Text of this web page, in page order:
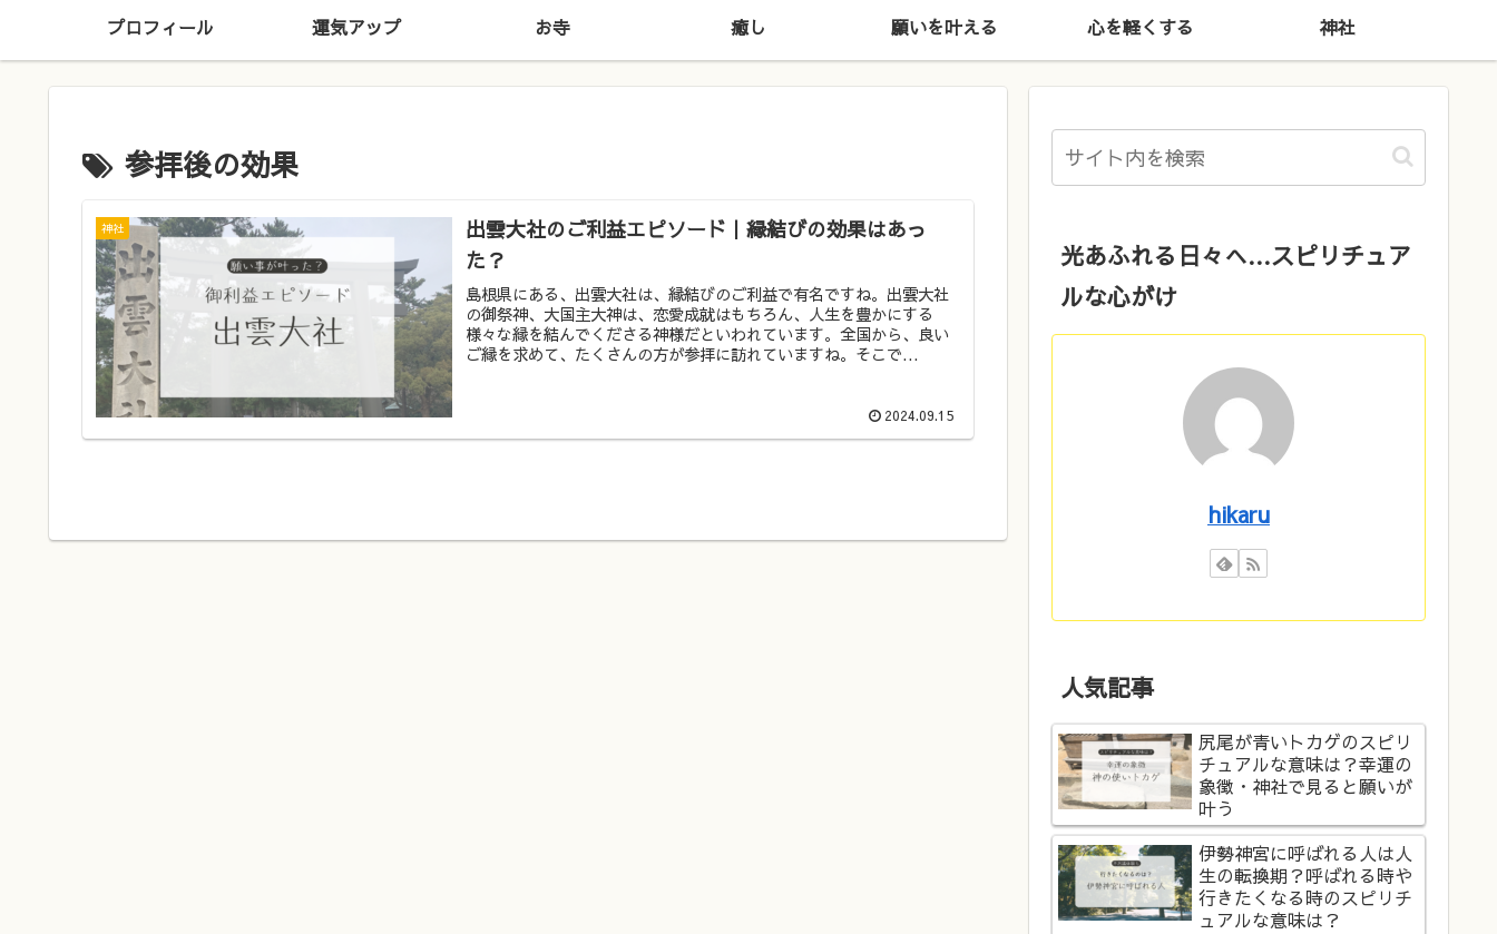
プロフィール 運気アップ お寺 癒し 願いを叶える 心を軽くする 神社
参拝後の効果
神社
出雲大社のご利益エピソード｜縁結びの効果はあっ
た？
島根県にある、出雲大社は、縁結びのご利益で有名ですね。出雲大社
の御祭神、大国主大神は、恋愛成就はもちろん、人生を豊かにする
様々な縁を結んでくださる神様だといわれています。全国から、良い
ご縁を求めて、たくさんの方が参拝に訪れていますね。そこで...
2024.09.15
光あふれる日々へ…スピリチュア
ルな心がけ
hikaru
人気記事
尻尾が青いトカゲのスピリ
チュアルな意味は？幸運の
象徴・神社で見ると願いが
叶う
伊勢神宮に呼ばれる人は人
生の転換期？呼ばれる時や
行きたくなる時のスピリチ
ュアルな意味は？